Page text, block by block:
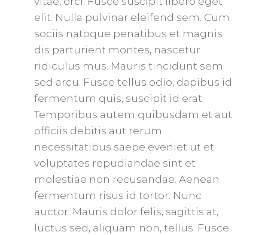
elit. Nulla pulvinar eleifend sem. Cum
sociis natoque penatibus et magnis
dis parturient montes, nascetur
ridiculus mus. Mauris tincidunt sem
sed arcu. Fusce tellus odio, dapibus id
fermentum quis, suscipit id erat.
Temporibus autem quibusdam et aut
officiis debitis aut rerum
necessitatibus saepe eveniet ut et
voluptates repudiandae sint et
molestiae non recusandae. Aenean
fermentum risus id tortor. Nunc
auctor. Mauris dolor felis, sagittis at,
luctus sed, aliquam non, tellus. Fusce